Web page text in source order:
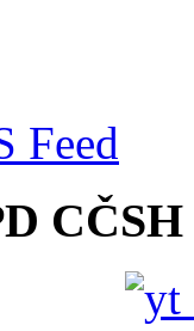
Feed
CČSH